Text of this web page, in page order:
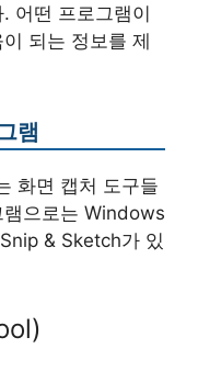
어떤 프로그램이
되는 정보를 제
램
화면 캡처 도구들
램으로는 Windows
& Sketch가 있